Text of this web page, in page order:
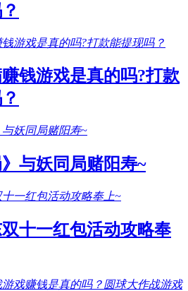
钱游戏是真的吗?打款
》与妖同局赌阳寿~
双十一红包活动攻略奉